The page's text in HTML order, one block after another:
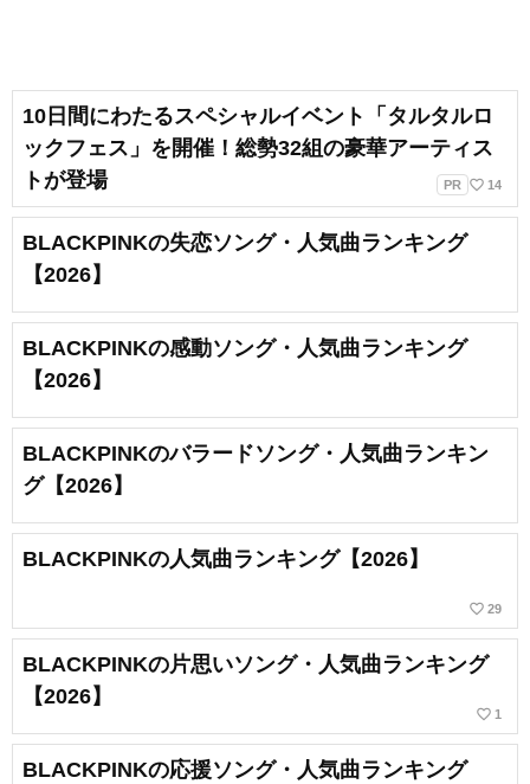
10日間にわたるスペシャルイベント「タルタルロ
ックフェス」を開催！総勢32組の豪華アーティス
トが登場
PR favorite_border 14
BLACKPINKの失恋ソング・人気曲ランキング
【2026】
BLACKPINKの感動ソング・人気曲ランキング
【2026】
BLACKPINKのバラードソング・人気曲ランキン
グ【2026】
BLACKPINKの人気曲ランキング【2026】
favorite_border 29
BLACKPINKの片思いソング・人気曲ランキング
【2026】
favorite_border 1
BLACKPINKの応援ソング・人気曲ランキング